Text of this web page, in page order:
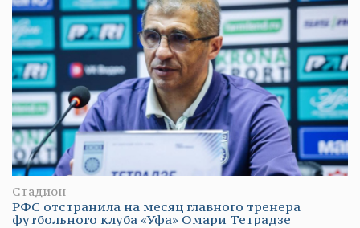
Стадион
РФС отстранила на месяц главного тренера
футбольного клуба «Уфа» Омари Тетрадзе